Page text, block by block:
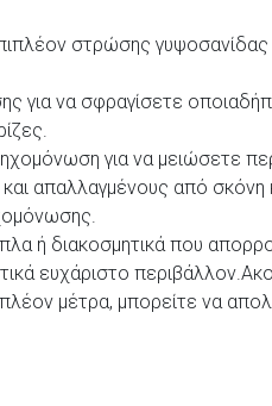
στρώσης γυψοσανίδας
για να σφραγίσετε
ηχομόνωση για να μειώσετε
απαλλαγμένους από
ή διακοσμητικά που
ευχάριστο
μέτρα, μπορείτε να